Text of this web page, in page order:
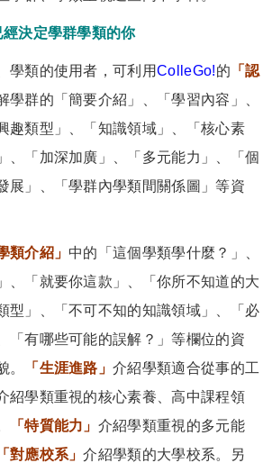
決定學群學類的你
學類的使用者，可利用ColleGo!的 「認
學群的「簡要介紹」、「學習內容」、
趣類型」、「知識領域」、「核心素
、「加深加廣」、「多元能力」、「個
展」、「學群內學類間關係圖」等資
類介紹」 中的「這個學類學什麼？」、
、「就要你這款」、「你所不知道的大
型」、「不可不知的知識領域」、「必
「有哪些可能的誤解？」等欄位的資
。
「生涯進路」介紹學類適合從事的工
紹學類重視的核心素養、高中課程領
「特質能力」 介紹學類重視的多元能
「對應校系」介紹學類的大學校系。另